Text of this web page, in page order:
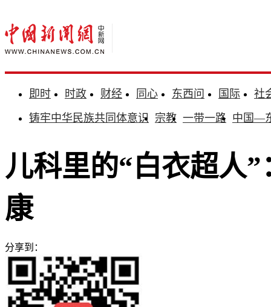
即时 时政 财经 同心 东西问 国际
社
铸牢中华民族共同体意识 宗教 一带一路 中国—
儿科里的“白衣超人
康
分享到：